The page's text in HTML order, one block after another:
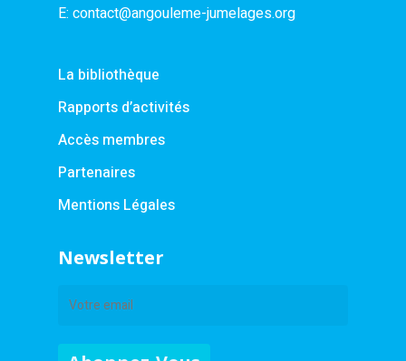
E: contact@angouleme-jumelages.org
La bibliothèque
Rapports d’activités
Accès membres
Partenaires
Mentions Légales
Newsletter